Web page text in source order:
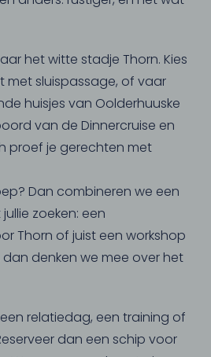
het witte stadje Thorn. Kies
sluispassage, of vaar
huisjes van Oolderhuuske
van de Dinnercruise en
proef je gerechten met
Dan combineren we een
zoeken: een
Thorn of juist een workshop
denken we mee over het
relatiedag, een training of
dan een schip voor